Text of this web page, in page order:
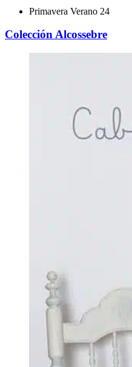
Primavera Verano 24
Colección Alcossebre